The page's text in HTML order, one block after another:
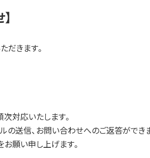
だきます。
次対応いたします。
送信、お問い合わせへのご返答ができ
願い申し上げます。